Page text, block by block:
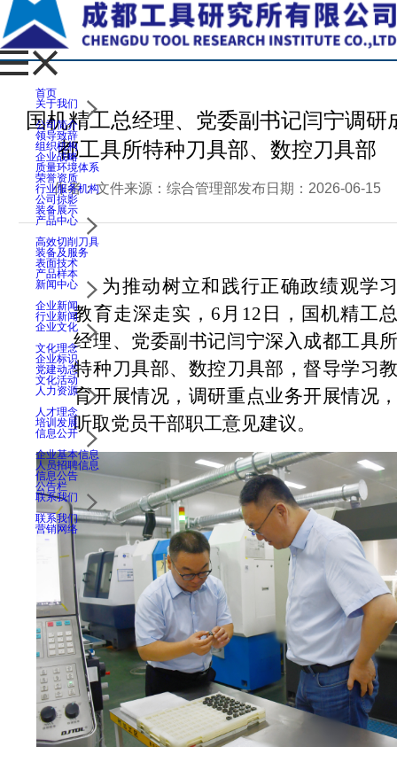
首页
关于我们
公司简介
领导致辞
组织机构
企业战略
质量环境体系
荣誉资质
行业服务机构
公司掠影
装备展示
产品中心
高效切削刀具
装备及服务
表面技术
产品样本
新闻中心
企业新闻
行业新闻
企业文化
文化理念
企业标识
党建动态
文化活动
人力资源
人才理念
培训发展
信息公开
企业基本信息
人员招聘信息
信息公告
公告栏
联系我们
联系我们
营销网络
国机精工总经理、党委副书记闫宁调研
都工具所特种刀具部、数控刀具部
作者：文件来源：综合管理部发布日期：2026-06-15
为推动树立和践行正确政绩观学
教育走深走实， 6月12日，国机精工
经理、党委副书记闫宁深入成都工具
特种刀具部、数控刀具部，督导学习
育开展情况，调研重点业务开展情况
听取党员干部职工意见建议。